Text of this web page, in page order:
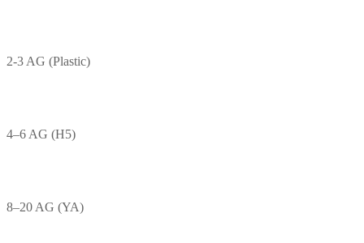
2-3 AG (Plastic)
4–6 AG (H5)
8–20 AG (YA)